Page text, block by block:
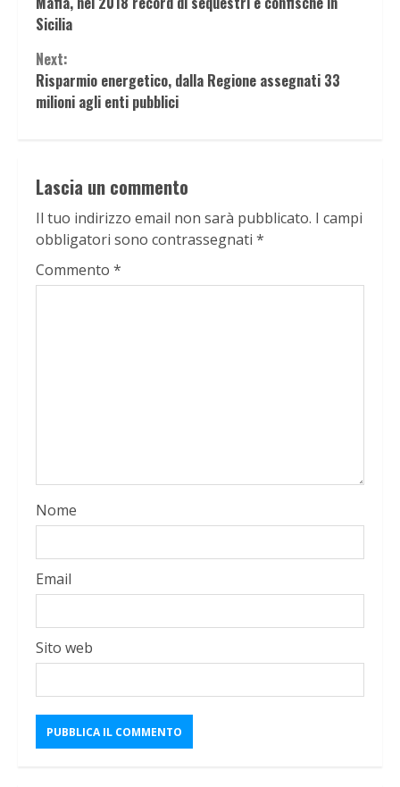
Reading
Sicilia
Next:
Risparmio energetico, dalla Regione assegnati 33
milioni agli enti pubblici
Lascia un commento
Il tuo indirizzo email non sarà pubblicato. I campi
obbligatori sono contrassegnati *
Commento *
Nome
Email
Sito web